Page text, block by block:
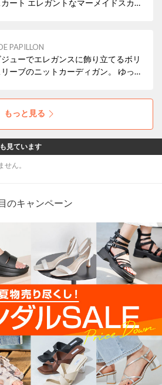
マーメイドスカー
PAPILLON
ューでエレガンスに飾り立てるボリ
ーブのニットカーディガン。 ゆった
もっと見る
見ています
ん。
のキャンペーン